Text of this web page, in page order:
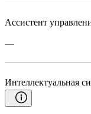
Ассистент
—
Интеллектуальная